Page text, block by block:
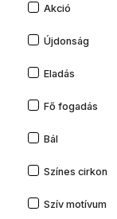
Akció
Újdonság
Eladás
Fő fogadás
Bál
Színes cirkon
Szív motívum